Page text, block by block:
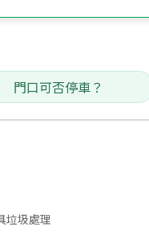
門口可否停車？
垃圾處理